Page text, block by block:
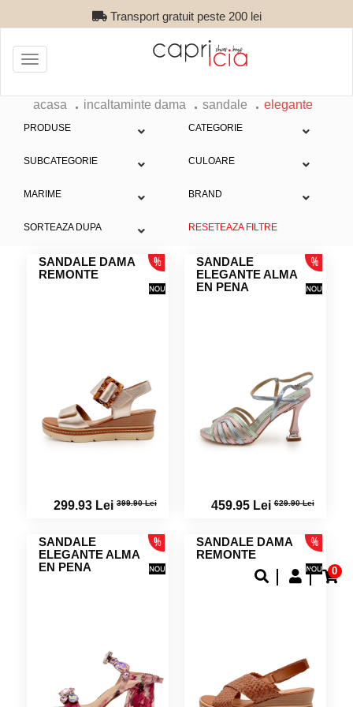
Transport gratuit peste 200 lei
0
Toggle
navigation
acasa incaltaminte dama sandale elegante
PRODUSE CATEGORIE
SUBCATEGORIE CULOARE
MARIME BRAND
SORTEAZA DUPA RESETEAZA FILTRE
SANDALE DAMA
REMONTE
299.93 Lei 399.90 Lei
SANDALE
ELEGANTE ALMA
EN PENA
459.95 Lei629.90 Lei
SANDALE
ELEGANTE ALMA
EN PENA
SANDALE DAMA
REMONTE